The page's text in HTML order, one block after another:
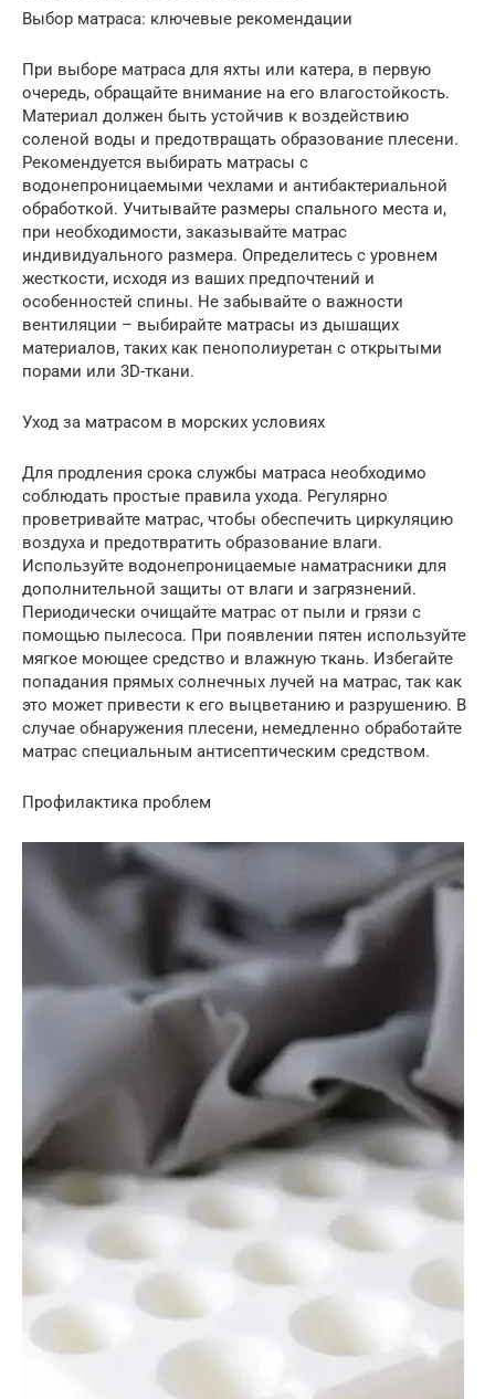
Выбор матраса: ключевые рекомендации
При выборе матраса для яхты или катера, в первую
очередь, обращайте внимание на его влагостойкость.
Материал должен быть устойчив к воздействию
соленой воды и предотвращать образование плесени.
Рекомендуется выбирать матрасы с
водонепроницаемыми чехлами и антибактериальной
обработкой. Учитывайте размеры спального места и,
при необходимости, заказывайте матрас
индивидуального размера. Определитесь с уровнем
жесткости, исходя из ваших предпочтений и
особенностей спины. Не забывайте о важности
вентиляции – выбирайте матрасы из дышащих
материалов, таких как пенополиуретан с открытыми
порами или 3D-ткани.
Уход за матрасом в морских условиях
Для продления срока службы матраса необходимо
соблюдать простые правила ухода. Регулярно
проветривайте матрас, чтобы обеспечить циркуляцию
воздуха и предотвратить образование влаги.
Используйте водонепроницаемые наматрасники для
дополнительной защиты от влаги и загрязнений.
Периодически очищайте матрас от пыли и грязи с
помощью пылесоса. При появлении пятен используйте
мягкое моющее средство и влажную ткань. Избегайте
попадания прямых солнечных лучей на матрас, так как
это может привести к его выцветанию и разрушению. В
случае обнаружения плесени, немедленно обработайте
матрас специальным антисептическим средством.
Профилактика проблем